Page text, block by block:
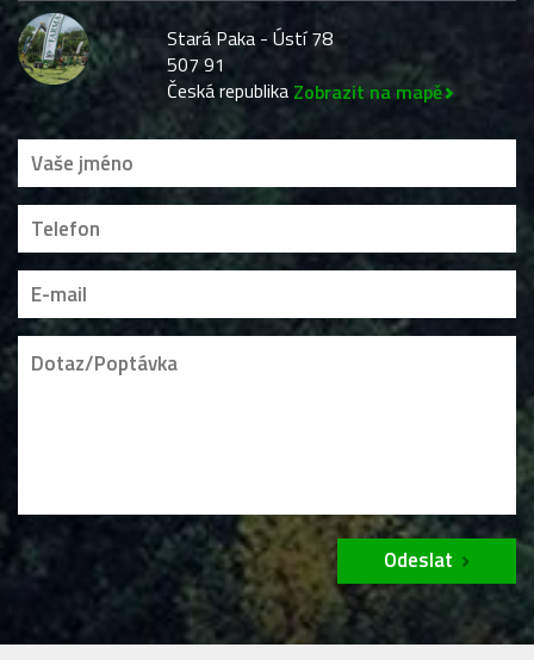
Stará Paka - Ústí 78
507 91
Česká republika Zobrazit na mapě
Odeslat